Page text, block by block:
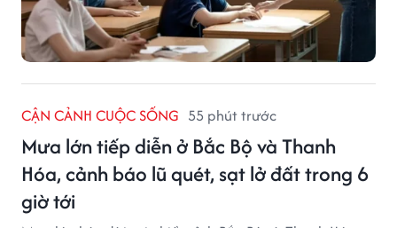
CẬN CẢNH CUỘC SỐNG 55 phút trước
Mưa lớn tiếp diễn ở Bắc Bộ và Thanh
Hóa, cảnh báo lũ quét, sạt lở đất trong 6
giờ tới